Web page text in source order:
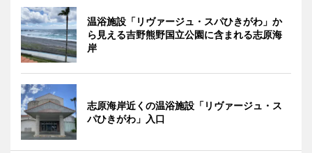
温浴施設「リヴァージュ・スパひきがわ」か
ら見える吉野熊野国立公園に含まれる志原海
岸
志原海岸近くの温浴施設「リヴァージュ・ス
パひきがわ」入口